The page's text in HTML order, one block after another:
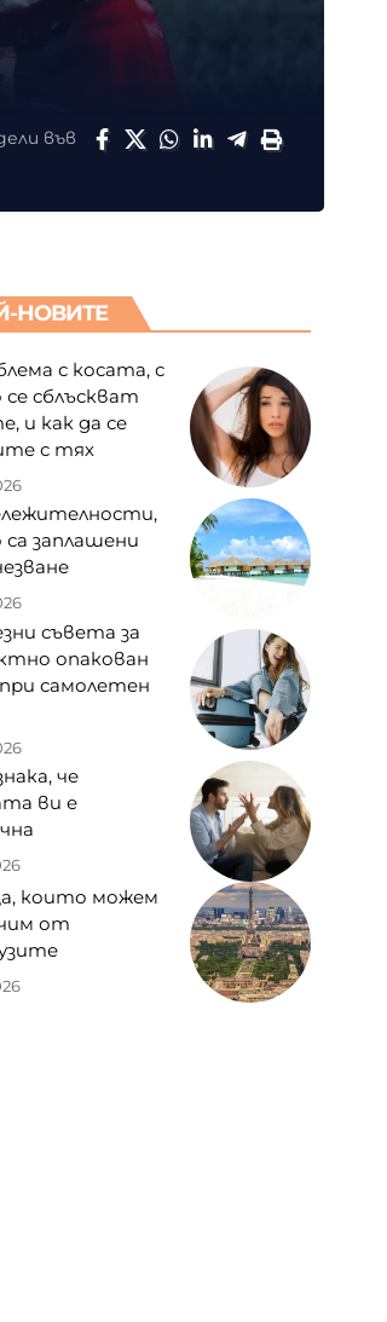
във
НОВИТЕ
с косата, с
сблъскват
и как да се
с тях
заплашени
съвета за
опакован
самолетен
че
ви е
които можем
от